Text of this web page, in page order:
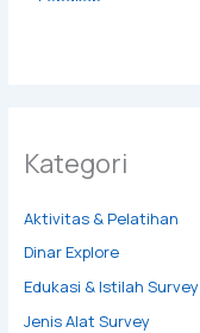
Kategori
Aktivitas & Pelatihan
Dinar Explore
Edukasi & Istilah Survey
Jenis Alat Survey